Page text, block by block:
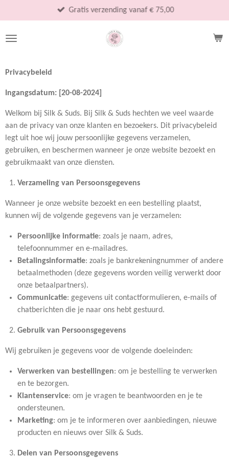
direct
naar
Gratis verzending vanaf € 75,00
Privacybeleid
Ingangsdatum: [20-08-2024]
Welkom bij Silk & Suds. Bij Silk & Suds hechten we veel waarde
aan de privacy van onze klanten en bezoekers. Dit privacybeleid
legt uit hoe wij jouw persoonlijke gegevens verzamelen,
gebruiken, en beschermen wanneer je onze website bezoekt en
gebruikmaakt van onze diensten.
Verzameling van Persoonsgegevens
Wanneer je onze website bezoekt en een bestelling plaatst,
kunnen wij de volgende gegevens van je verzamelen:
Persoonlijke informatie: zoals je naam, adres,
telefoonnummer en e-mailadres.
Betalingsinformatie: zoals je bankrekeningnummer of andere
betaalmethoden (deze gegevens worden veilig verwerkt door
onze betaalpartners).
Communicatie: gegevens uit contactformulieren, e-mails of
chatberichten die je naar ons hebt gestuurd.
Gebruik van Persoonsgegevens
Wij gebruiken je gegevens voor de volgende doeleinden:
Verwerken van bestellingen: om je bestelling te verwerken
en te bezorgen.
Klantenservice: om je vragen te beantwoorden en je te
ondersteunen.
Marketing: om je te informeren over aanbiedingen, nieuwe
producten en nieuws over Silk & Suds.
Delen van Persoonsgegevens